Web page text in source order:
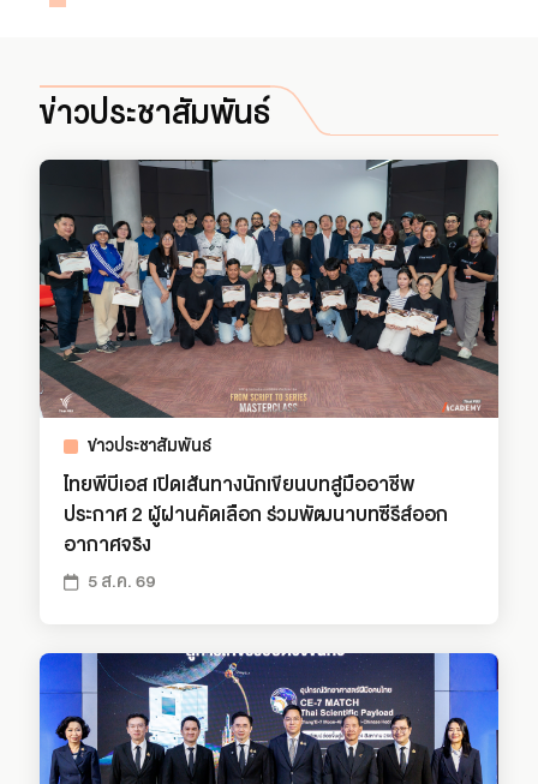
ข่าวประชาสัมพันธ์
ข่าวประชาสัมพันธ์
ไทยพีบีเอส เปิดเส้นทางนักเขียนบทสู่มืออาชีพ
ประกาศ 2 ผู้ผ่านคัดเลือก ร่วมพัฒนาบทซีรีส์ออก
อากาศจริง
5 ส.ค. 69